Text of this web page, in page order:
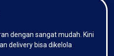
dengan sangat mudah. Kini
delivery bisa dikelola